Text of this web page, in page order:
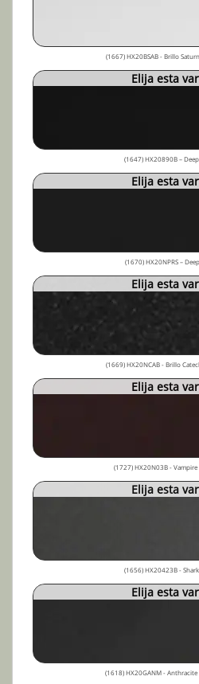
(1667) HX20BSAB - Brillo
Elija esta
(1647) HX20890B –
Elija esta
(1670) HX20NPRS –
Elija esta
(1669) HX20NCAB - Brillo
Elija esta
(1727) HX20N03B - Vampire
Elija esta
(1656) HX20423B -
Elija esta
(1618) HX20GANM -